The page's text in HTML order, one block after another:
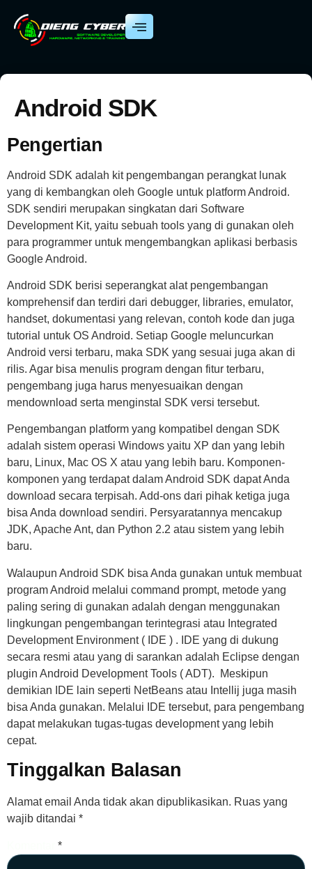
Android SDK
Pengertian
Android SDK adalah kit pengembangan perangkat lunak
yang di kembangkan oleh Google untuk platform Android.
SDK sendiri merupakan singkatan dari Software
Development Kit, yaitu sebuah tools yang di gunakan oleh
para programmer untuk mengembangkan aplikasi berbasis
Google Android.
Android SDK berisi seperangkat alat pengembangan
komprehensif dan terdiri dari debugger, libraries, emulator,
handset, dokumentasi yang relevan, contoh kode dan juga
tutorial untuk OS Android. Setiap Google meluncurkan
Android versi terbaru, maka SDK yang sesuai juga akan di
rilis. Agar bisa menulis program dengan fitur terbaru,
pengembang juga harus menyesuaikan dengan
mendownload serta menginstal SDK versi tersebut.
Pengembangan platform yang kompatibel dengan SDK
adalah sistem operasi Windows yaitu XP dan yang lebih
baru, Linux, Mac OS X atau yang lebih baru. Komponen-
komponen yang terdapat dalam Android SDK dapat Anda
download secara terpisah. Add-ons dari pihak ketiga juga
bisa Anda download sendiri. Persyaratannya mencakup
JDK, Apache Ant, dan Python 2.2 atau sistem yang lebih
baru.
Walaupun Android SDK bisa Anda gunakan untuk membuat
program Android melalui command prompt, metode yang
paling sering di gunakan adalah dengan menggunakan
lingkungan pengembangan terintegrasi atau Integrated
Development Environment ( IDE ) . IDE yang di dukung
secara resmi atau yang di sarankan adalah Eclipse dengan
plugin Android Development Tools ( ADT). Meskipun
demikian IDE lain seperti NetBeans atau Intellij juga masih
bisa Anda gunakan. Melalui IDE tersebut, para pengembang
dapat melakukan tugas-tugas development yang lebih
cepat.
Tinggalkan Balasan
Alamat email Anda tidak akan dipublikasikan. Ruas yang
wajib ditandai *
*